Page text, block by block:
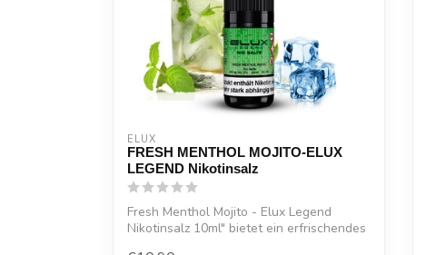
ELUX
FRESH MENTHOL MOJITO-ELUX
LEGEND Nikotinsalz
Fresh Menthol Mojito - Elux Legend
Nikotinsalz 10ml" bietet ein erfrischendes